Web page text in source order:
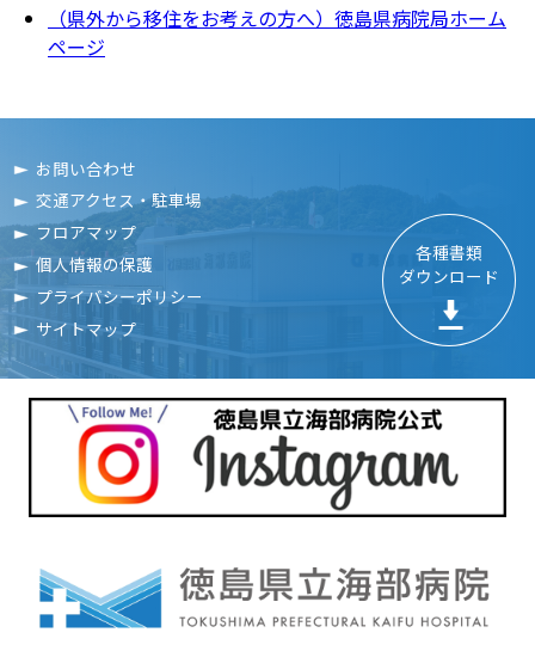
（県外から移住をお考えの方へ）徳島県病院局ホーム
ページ
お問い合わせ
交通アクセス・駐車場
フロアマップ
個人情報の保護
プライバシーポリシー
サイトマップ
各種書類
ダウンロード